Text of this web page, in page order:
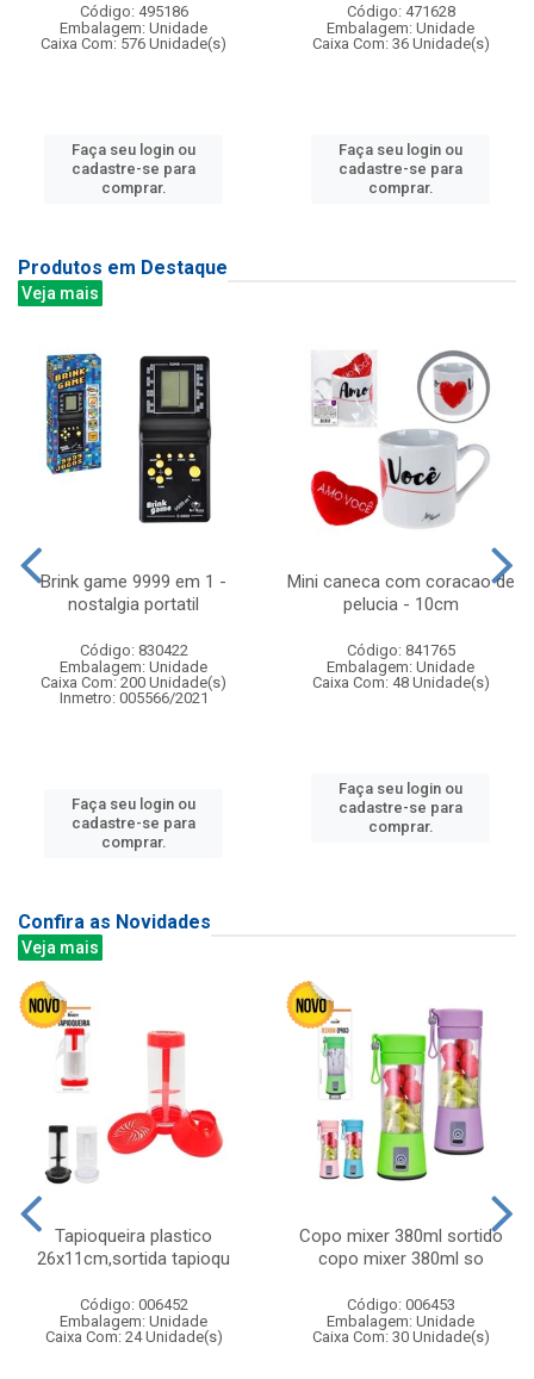
Código: 495186
Embalagem: Unidade
Caixa Com: 576 Unidade(s)
Faça seu login ou
cadastre-se para
comprar.
Código: 471628
Embalagem: Unidade
Caixa Com: 36 Unidade(s)
Faça seu login ou
cadastre-se para
comprar.
Produtos em Destaque
Veja mais
Brink game 9999 em 1 -
nostalgia portatil
Código: 830422
Embalagem: Unidade
Caixa Com: 200 Unidade(s)
Inmetro: 005566/2021
Faça seu login ou
cadastre-se para
comprar.
Mini caneca com coracao de
pelucia - 10cm
Código: 841765
Embalagem: Unidade
Caixa Com: 48 Unidade(s)
Faça seu login ou
cadastre-se para
comprar.
Confira as Novidades
Veja mais
Tapioqueira plastico
26x11cm,sortida tapioqu
Código: 006452
Embalagem: Unidade
Caixa Com: 24 Unidade(s)
Copo mixer 380ml sortido
copo mixer 380ml so
Código: 006453
Embalagem: Unidade
Caixa Com: 30 Unidade(s)